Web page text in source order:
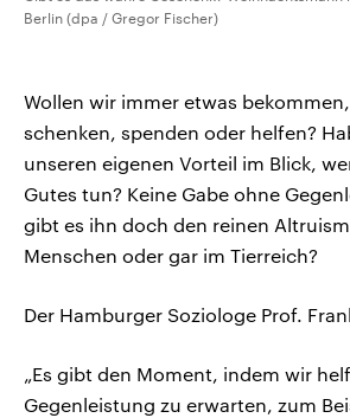
Berlin (dpa / Gregor Fischer)
Wollen wir immer etwas
schenken, spenden oder helfen?
unseren eigenen Vorteil im Blick,
Gutes tun? Keine Gabe ohne
gibt es ihn doch den reinen
Menschen oder gar im Tierreich?
Der Hamburger Soziologe Prof.
„Es gibt den Moment, indem wir
Gegenleistung zu erwarten, zum